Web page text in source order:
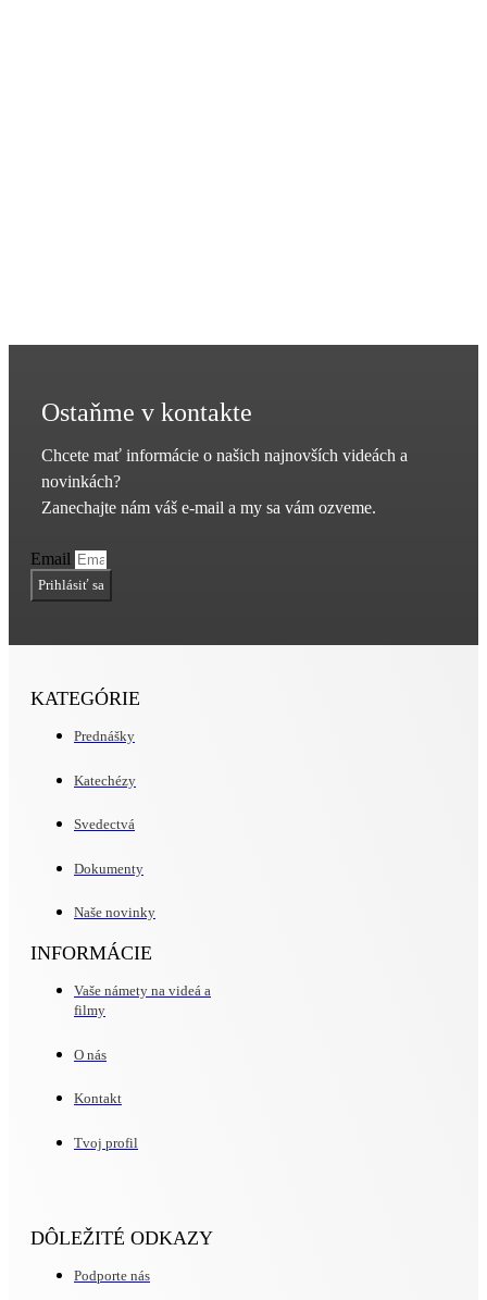
Ostaňme v kontakte
Chcete mať informácie o našich najnovších videách a
novinkách?
Zanechajte nám váš e-mail a my sa vám ozveme.
Email
Prihlásiť sa
KATEGÓRIE
Prednášky
Katechézy
Svedectvá
Dokumenty
Naše novinky
INFORMÁCIE
Vaše námety na videá a
filmy
O nás
Kontakt
Tvoj profil
DÔLEŽITÉ ODKAZY
Podporte nás